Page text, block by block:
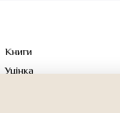
Книги
Уцінка